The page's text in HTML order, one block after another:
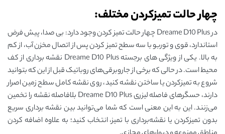
چهار حالت تمیزکردن مختلف:
در Dreame D10 Plus چهار حالت تمیز کردن وجود دارد: بی صدا، پیش فرض
استاندارد، قوی و توربو با سه سطح تمیز کردن پس از اتصال مخزن آب، از کم
به بالا. یکی از ویژگی های برجسته Dreame D10 Plus نقشه برداری از کف
محیط است. در حالی که برخی از جاروبرقی‌های روباتیک قبل از این که بتوانید
شروع به تمیزکردن یا ساختن نقشه کنید، روی نقشه کامل سطح زمین اصرار
دارند، حسگرهای فاصله لیزری Dreame D10 Plus بلافاصله نقشه را تخمین
می‌زنند. این به این معنی است که شما می‌توانید بین نقشه برداری سریع
بدون تمیزکردن یا نقشه‌برداری با تمیز، انتخاب کنید؛ به علاوه اضافه کردن